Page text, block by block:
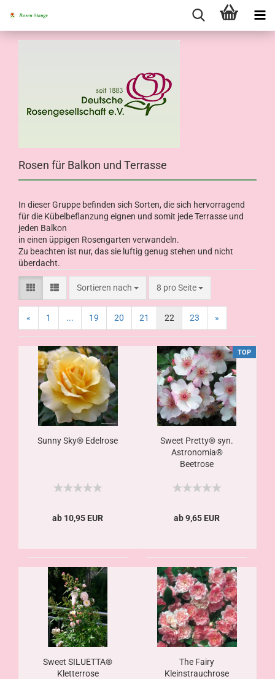
Rosen für Balkon und Terrasse
In dieser Gruppe befinden sich Sorten, die sich hervorragend
für die Kübelbeflanzung eignen und somit jede Terrasse und
jeden Balkon
in einen üppigen Rosengarten verwandeln.
Zu beachten ist nur, das sie luftig genug stehen und nicht
überdacht.
Sortieren nach 8 pro Seite
« 1 ... 19 20 21 22 23 »
Sunny Sky® Edelrose
ab 10,95 EUR
TOP
Sweet Pretty® syn.
Astronomia®
Beetrose
ab 9,65 EUR
Sweet SILUETTA®
Kletterrose
The Fairy
Kleinstrauchrose